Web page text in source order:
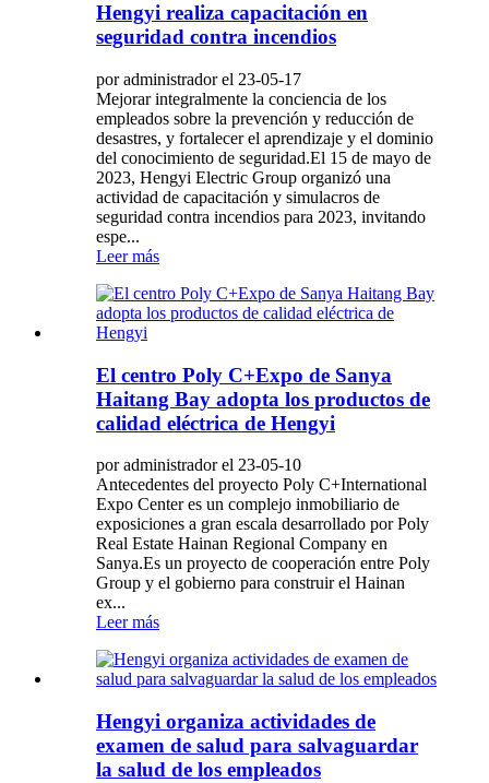
Hengyi realiza capacitación en
seguridad contra incendios
por administrador el 23-05-17
Mejorar integralmente la conciencia de los
empleados sobre la prevención y reducción de
desastres, y fortalecer el aprendizaje y el dominio
del conocimiento de seguridad.El 15 de mayo de
2023, Hengyi Electric Group organizó una
actividad de capacitación y simulacros de
seguridad contra incendios para 2023, invitando
espe...
Leer más
El centro Poly C+Expo de Sanya
Haitang Bay adopta los productos de
calidad eléctrica de Hengyi
por administrador el 23-05-10
Antecedentes del proyecto Poly C+International
Expo Center es un complejo inmobiliario de
exposiciones a gran escala desarrollado por Poly
Real Estate Hainan Regional Company en
Sanya.Es un proyecto de cooperación entre Poly
Group y el gobierno para construir el Hainan
ex...
Leer más
Hengyi organiza actividades de
examen de salud para salvaguardar
la salud de los empleados